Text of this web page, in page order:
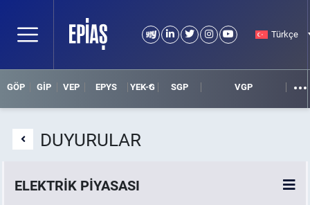
Türkçe
GÖP GİP VEP EPYS YEK-G SGP VGP
DUYURULAR
ELEKTRİK PİYASASI